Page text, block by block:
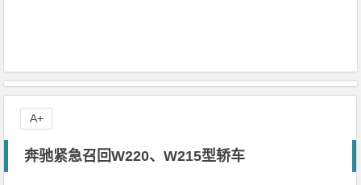
奔驰紧急召回W220、W215型轿车
A+